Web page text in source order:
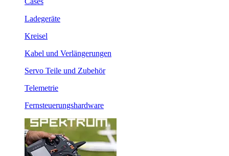
Ladegeräte
Kreisel
Kabel und Verlängerungen
Servo Teile und Zubehör
Telemetrie
Fernsteuerungshardware